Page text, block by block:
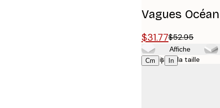
Vagues
$31.77$52.95
Affiche
Cm | In
Choisissez la taille